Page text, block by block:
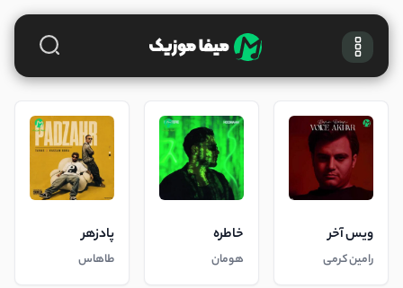
ویس آخر
رامین کرمی
خاطره
هومان
پادزهر
طاهاس